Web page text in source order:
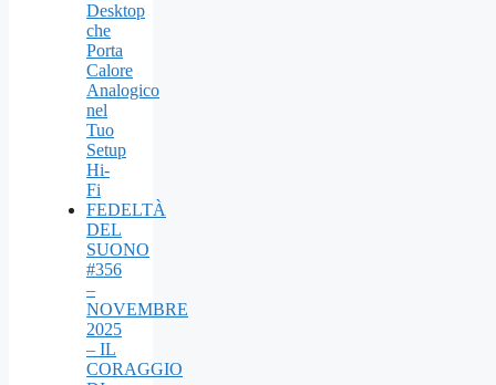
Desktop
che
Porta
Calore
Analogico
nel
Tuo
Setup
Hi-
Fi
FEDELTÀ
DEL
SUONO
#356
–
NOVEMBRE
2025
– IL
CORAGGIO